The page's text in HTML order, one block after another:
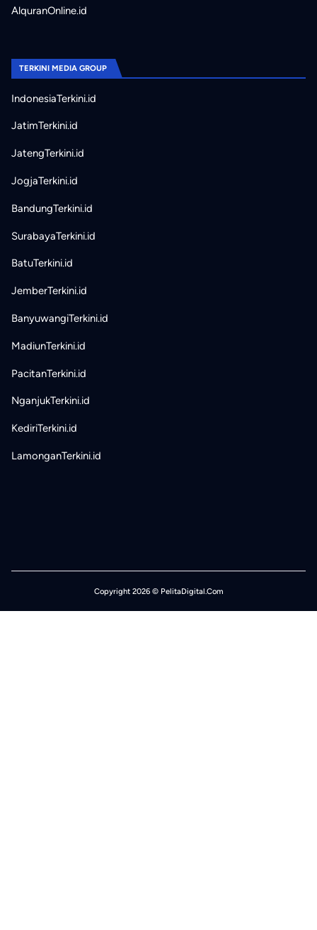
AlquranOnline.id
TERKINI MEDIA GROUP
IndonesiaTerkini.id
JatimTerkini.id
JatengTerkini.id
JogjaTerkini.id
BandungTerkini.id
SurabayaTerkini.id
BatuTerkini.id
JemberTerkini.id
BanyuwangiTerkini.id
MadiunTerkini.id
PacitanTerkini.id
NganjukTerkini.id
KediriTerkini.id
LamonganTerkini.id
Copyright 2026 © PelitaDigital.Com